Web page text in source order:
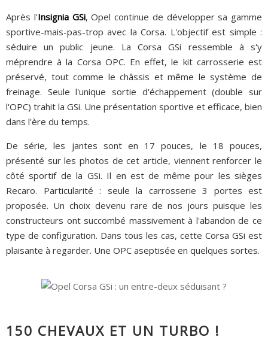
Après l'Insignia GSi, Opel continue de développer sa gamme
sportive-mais-pas-trop avec la Corsa. L'objectif est simple :
séduire un public jeune. La Corsa GSi ressemble à s'y
méprendre à la Corsa OPC. En effet, le kit carrosserie est
préservé, tout comme le châssis et même le système de
freinage. Seule l'unique sortie d'échappement (double sur
l'OPC) trahit la GSi. Une présentation sportive et efficace, bien
dans l'ère du temps.
De série, les jantes sont en 17 pouces, le 18 pouces,
présenté sur les photos de cet article, viennent renforcer le
côté sportif de la GSi. Il en est de même pour les sièges
Recaro. Particularité : seule la carrosserie 3 portes est
proposée. Un choix devenu rare de nos jours puisque les
constructeurs ont succombé massivement à l'abandon de ce
type de configuration. Dans tous les cas, cette Corsa GSi est
plaisante à regarder. Une OPC aseptisée en quelques sortes.
150 CHEVAUX ET UN TURBO !